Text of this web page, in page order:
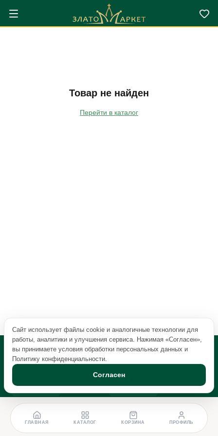
Товар не найден
Перейти в каталог
ГЛАВНАЯ КАТАЛОГ КОРЗИНА ПРОФИЛЬ
Сайт использует файлы cookie и аналогичные технологии для
работы, аналитики и улучшения сервиса. Нажимая «Согласен»,
вы принимаете условия обработки персональных данных и
Политику конфиденциальности.
Согласен